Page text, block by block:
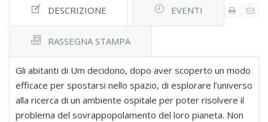
DESCRIZIONE EVENTI
RASSEGNA STAMPA
Gli abitanti di Um decidono, dopo aver scoperto un modo
efficace per spostarsi nello spazio, di esplorare l’universo
alla ricerca di un ambiente ospitale per poter risolvere il
problema del sovrappopolamento del loro pianeta. Non